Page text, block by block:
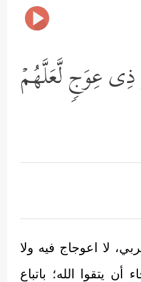
ذِی عِوَجࣲ لَّعَلَّهُمۡ
لا اعوجاج فيه ولا
يتقوا الله؛ باتباع